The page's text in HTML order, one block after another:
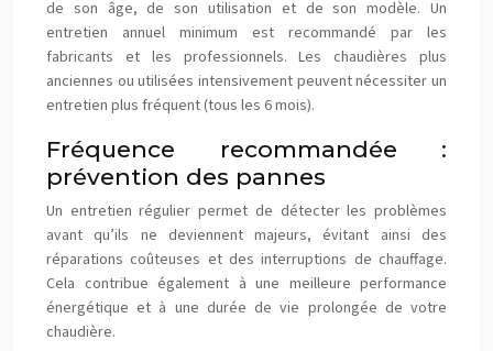
de son âge, de son utilisation et de son modèle. Un
entretien annuel minimum est recommandé par les
fabricants et les professionnels. Les chaudières plus
anciennes ou utilisées intensivement peuvent nécessiter un
entretien plus fréquent (tous les 6 mois).
Fréquence recommandée :
prévention des pannes
Un entretien régulier permet de détecter les problèmes
avant qu’ils ne deviennent majeurs, évitant ainsi des
réparations coûteuses et des interruptions de chauffage.
Cela contribue également à une meilleure performance
énergétique et à une durée de vie prolongée de votre
chaudière.